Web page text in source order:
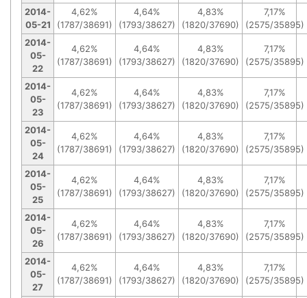
2014-
05-21
4,62%
(1787/38691)
4,64%
(1793/38627)
4,83%
(1820/37690)
7,17%
(2575/35895)
2014-
05-
22
4,62%
(1787/38691)
4,64%
(1793/38627)
4,83%
(1820/37690)
7,17%
(2575/35895)
2014-
05-
23
4,62%
(1787/38691)
4,64%
(1793/38627)
4,83%
(1820/37690)
7,17%
(2575/35895)
2014-
05-
24
4,62%
(1787/38691)
4,64%
(1793/38627)
4,83%
(1820/37690)
7,17%
(2575/35895)
2014-
05-
25
4,62%
(1787/38691)
4,64%
(1793/38627)
4,83%
(1820/37690)
7,17%
(2575/35895)
2014-
05-
26
4,62%
(1787/38691)
4,64%
(1793/38627)
4,83%
(1820/37690)
7,17%
(2575/35895)
2014-
05-
27
4,62%
(1787/38691)
4,64%
(1793/38627)
4,83%
(1820/37690)
7,17%
(2575/35895)